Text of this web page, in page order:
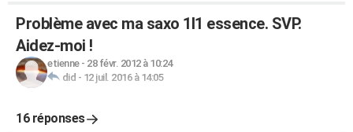
Problème avec ma saxo 1l1 essence. SVP.
Aidez-moi !
etienne- 28 févr. 2012 à 10:24
did - 12 juil. 2016 à 14:05
16 réponses